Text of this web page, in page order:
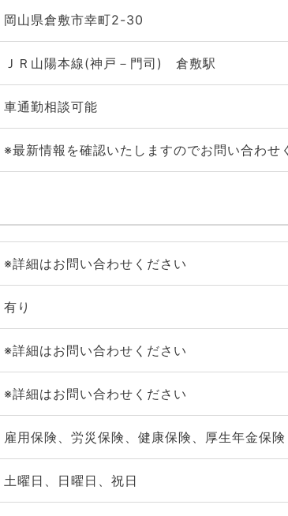
岡山県倉敷市幸町2-30
ＪＲ山陽本線(神戸－門司) 倉敷駅
車通勤相談可能
※最新情報を確認いたしますのでお問い合わせ
※詳細はお問い合わせください
有り
※詳細はお問い合わせください
※詳細はお問い合わせください
雇用保険、労災保険、健康保険、厚生年金保険
土曜日、日曜日、祝日